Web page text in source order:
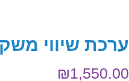
ערכת שיווי משקל גליל 7
₪1,550.00